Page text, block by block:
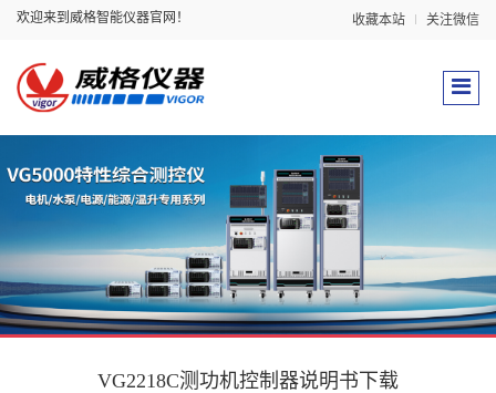
欢迎来到威格智能仪器官网！ 收藏本站 关注微信
VG2218C测功机控制器说明书下载